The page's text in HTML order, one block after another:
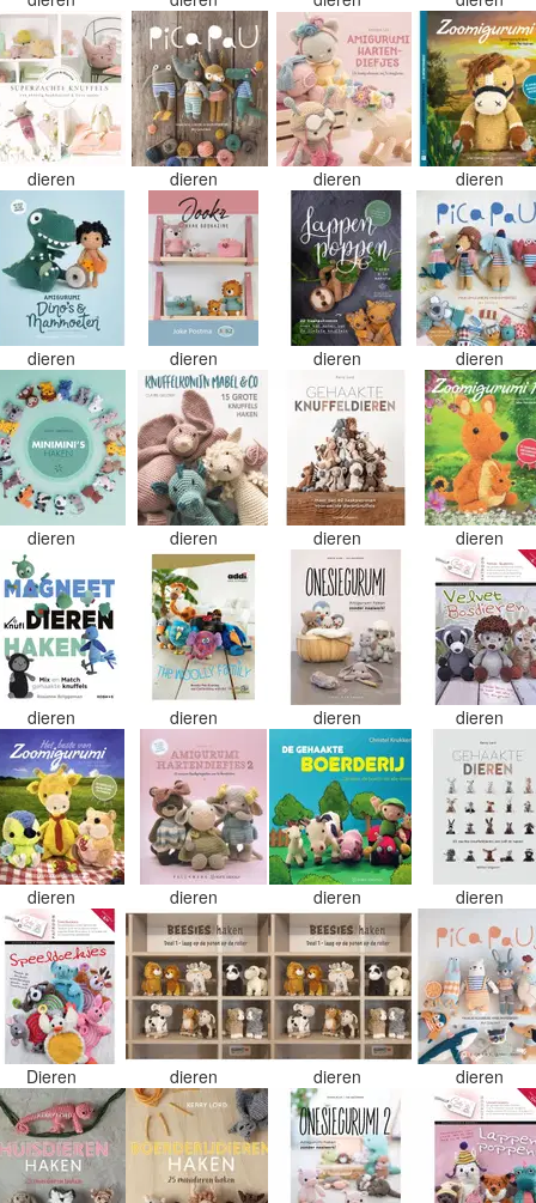
dieren dieren dieren dieren
dieren dieren dieren dieren
dieren dieren dieren dieren
dieren dieren dieren dieren
dieren dieren dieren dieren
Dieren dieren dieren dieren